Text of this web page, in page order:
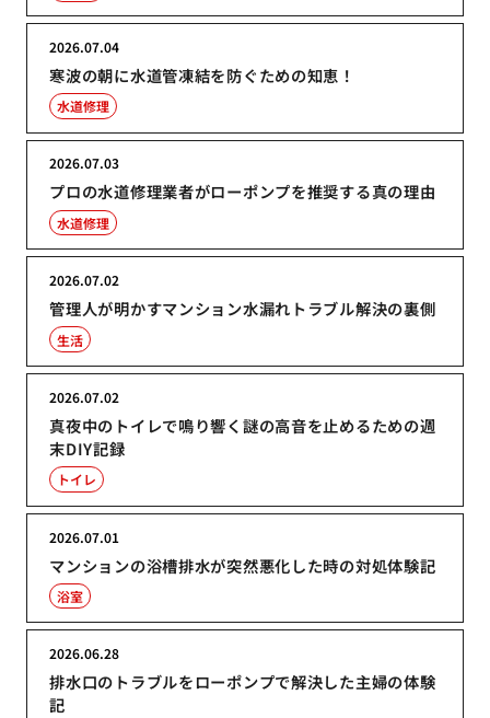
寒波の朝に水道管凍結を防ぐための知恵！
2026.07.04
水道修理
プロの水道修理業者がローポンプを推奨する真の理由
2026.07.03
水道修理
管理人が明かすマンション水漏れトラブル解決の裏側
2026.07.02
生活
真夜中のトイレで鳴り響く謎の高音を止めるための週
末DIY記録
2026.07.02
トイレ
マンションの浴槽排水が突然悪化した時の対処体験記
2026.07.01
浴室
排水口のトラブルをローポンプで解決した主婦の体験
記
2026.06.28